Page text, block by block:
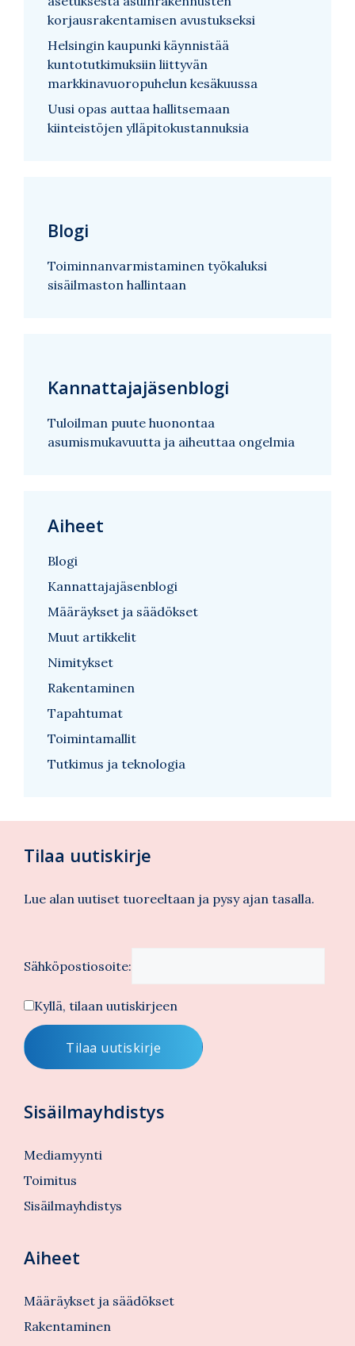
korjausrakentamisen avustukseksi
Helsingin kaupunki käynnistää
kuntotutkimuksiin liittyvän
markkinavuoropuhelun kesäkuussa
Uusi opas auttaa hallitsemaan
kiinteistöjen ylläpitokustannuksia
Blogi
Toiminnanvarmistaminen työkaluksi
sisäilmaston hallintaan
Kannattajajäsenblogi
Tuloilman puute huonontaa
asumismukavuutta ja aiheuttaa ongelmia
Aiheet
Blogi
Kannattajajäsenblogi
Määräykset ja säädökset
Muut artikkelit
Nimitykset
Rakentaminen
Tapahtumat
Toimintamallit
Tutkimus ja teknologia
Tilaa uutiskirje
Lue alan uutiset tuoreeltaan ja pysy ajan tasalla.
Sähköpostiosoite:
Kyllä, tilaan uutiskirjeen
Sisäilmayhdistys
Mediamyynti
Toimitus
Sisäilmayhdistys
Aiheet
Määräykset ja säädökset
Rakentaminen